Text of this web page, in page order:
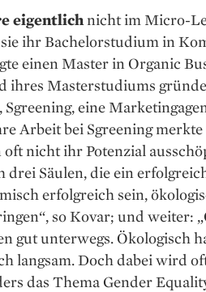
eigentlich nicht im Micro-
sie ihr Bachelorstudium in
einen Master in Organic
ihres Masterstudiums
eine
Arbeit bei Sgreening merkte
nicht ihr Poten­zial
drei Säulen, die ein
erfolgreich sein,
so Kovar; und weiter:
gut unterwegs. Ökologisch
langsam. Doch dabei wird
das Thema Gender